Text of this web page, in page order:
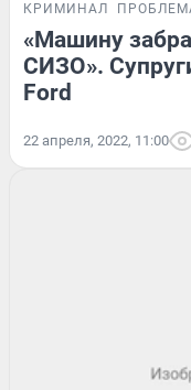
КРИМИНАЛ
«Машину
СИЗО».
Ford
22 апреля, 2022, 11:00